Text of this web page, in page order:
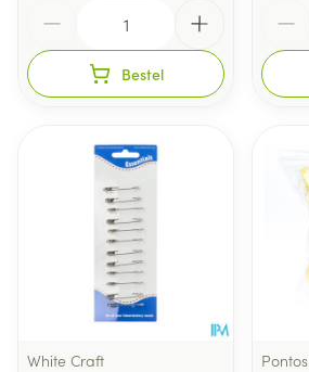
Bestel
White Craft
Pontos